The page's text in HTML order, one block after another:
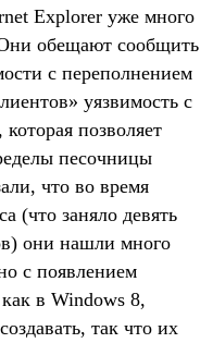
Explorer уже много
обещают сообщить
с переполнением
уязвимость c
позволяет
песочницы
что во время
(что заняло девять
они нашли много
с появлением
в Windows 8,
так что их